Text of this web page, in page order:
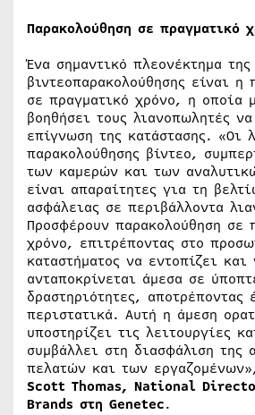
Παρακολούθηση σε πραγματικό
Ένα σημαντικό πλεονέκτημα της
βιντεοπαρακολούθησης είναι η
σε πραγματικό χρόνο, η οποία
βοηθήσει τους λιανοπωλητές
επίγνωση της κατάστασης. «Οι
παρακολούθησης βίντεο,
των καμερών και των
είναι απαραίτητες για τη
ασφάλειας σε περιβάλλοντα
Προσφέρουν παρακολούθηση σε
χρόνο, επιτρέποντας στο
καταστήματος να εντοπίζει και
ανταποκρίνεται άμεσα σε
δραστηριότητες, αποτρέποντας
περιστατικά. Αυτή η άμεση
υποστηρίζει τις λειτουργίες
συμβάλλει στη διασφάλιση της
πελατών και των
Scott Thomas, National
Brands στη Genetec.